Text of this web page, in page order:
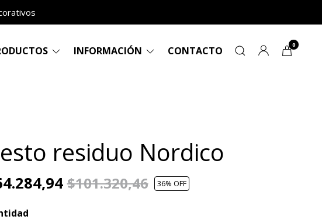
INFORMACIÓN CONTACTO 0
residuo Nordico
$101.320,46 36% OFF